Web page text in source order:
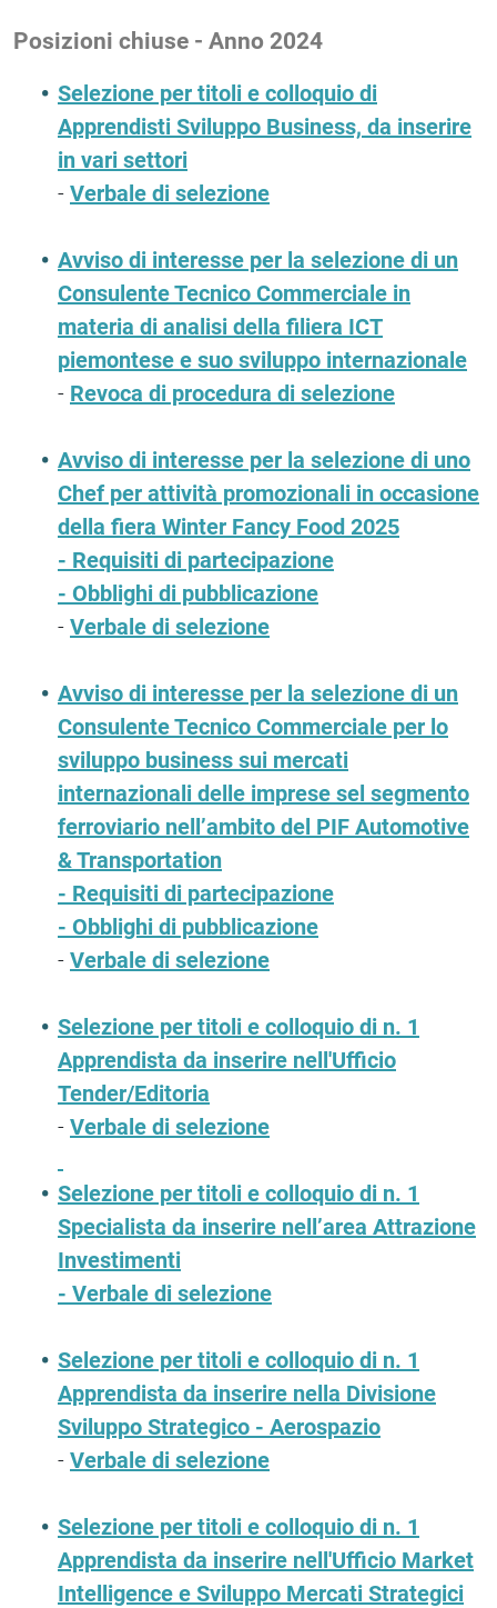
Posizioni chiuse - Anno 2024
Selezione per titoli e colloquio di
Apprendisti Sviluppo Business, da inserire
in vari settori
- Verbale di selezione
Avviso di interesse per la selezione di un
Consulente Tecnico Commerciale in
materia di analisi della filiera ICT
piemontese e suo sviluppo internazionale
- Revoca di procedura di selezione
Avviso di interesse per la selezione di uno
Chef per attività promozionali in occasione
della fiera Winter Fancy Food 2025
- Requisiti di partecipazione
- Obblighi di pubblicazione
- Verbale di selezione
Avviso di interesse per la selezione di un
Consulente Tecnico Commerciale per lo
sviluppo business sui mercati
internazionali delle imprese sel segmento
ferroviario nell’ambito del PIF Automotive
& Transportation
- Requisiti di partecipazione
- Obblighi di pubblicazione
- Verbale di selezione
Selezione per titoli e colloquio di n. 1
Apprendista da inserire nell'Ufficio
Tender/Editoria
- Verbale di selezione
Selezione per titoli e colloquio di n. 1
Specialista da inserire nell’area Attrazione
Investimenti
- Verbale di selezione
Selezione per titoli e colloquio di n. 1
Apprendista da inserire nella Divisione
Sviluppo Strategico - Aerospazio
- Verbale di selezione
Selezione per titoli e colloquio di n. 1
Apprendista da inserire nell'Ufficio Market
Intelligence e Sviluppo Mercati Strategici